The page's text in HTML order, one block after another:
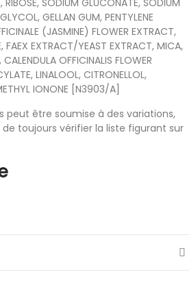
RIBOSE, SODIUM GLUCONATE, SODIUM
GELLAN GUM, PENTYLENE
(JASMINE) FLOWER EXTRACT,
FAEX EXTRACT/YEAST EXTRACT, MICA,
OFFICINALIS FLOWER
LINALOOL, CITRONELLOL,
IONONE [N3903/A]
peut être soumise à des variations,
toujours vérifier la liste figurant sur